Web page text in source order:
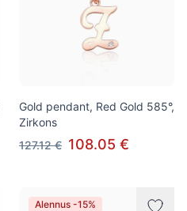
Gold pendant, Red Gold 585°,
Zirkons
127.12 € 108.05 €
Alennus -15%